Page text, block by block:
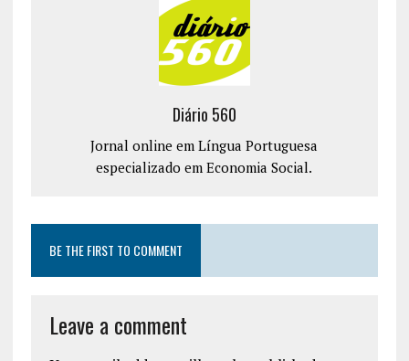
Diário 560
Jornal online em Língua Portuguesa
especializado em Economia Social.
BE THE FIRST TO COMMENT
Leave a comment